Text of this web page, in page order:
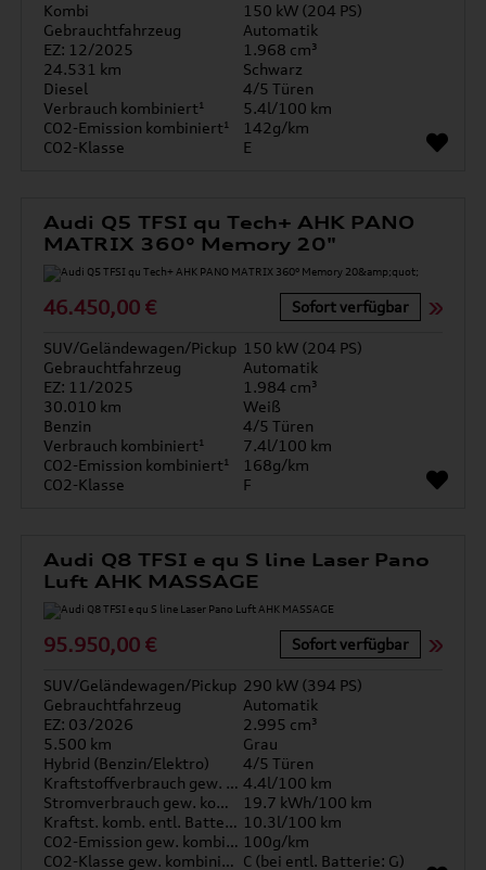
Kombi
150 kW (204 PS)
Gebrauchtfahrzeug
Automatik
EZ: 12/2025
1.968 cm³
24.531 km
Schwarz
Diesel
4/5 Türen
Verbrauch kombiniert¹
5.4l/100 km
CO2-Emission kombiniert¹
142g/km
CO2-Klasse
E
Audi Q5 TFSI qu Tech+ AHK PANO
MATRIX 360° Memory 20"
46.450,00 € Sofort verfügbar
SUV/Geländewagen/Pickup 150 kW (204 PS)
Gebrauchtfahrzeug
Automatik
EZ: 11/2025
1.984 cm³
30.010 km
Weiß
Benzin
4/5 Türen
Verbrauch kombiniert¹
7.4l/100 km
CO2-Emission kombiniert¹
168g/km
CO2-Klasse
F
Audi Q8 TFSI e qu S line Laser Pano
Luft AHK MASSAGE
95.950,00 € Sofort verfügbar
SUV/Geländewagen/Pickup 290 kW (394 PS)
Gebrauchtfahrzeug
Automatik
EZ: 03/2026
2.995 cm³
5.500 km
Grau
Hybrid (Benzin/Elektro)
4/5 Türen
Kraftstoffverbrauch gew. kombiniert 4.4l/100 km
Stromverbrauch gew. kombiniert
19.7 kWh/100 km
Kraftst. komb. entl. Batterie 10.3l/100 km
CO2-Emission gew. kombiniert 100g/km
CO2-Klasse gew. kombiniert C (bei entl. Batterie: G)